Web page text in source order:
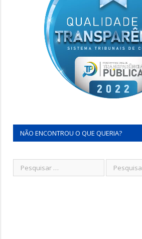
NÃO ENCONTROU O QUE QUERIA?